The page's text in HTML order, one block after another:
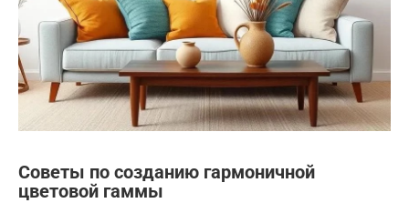
Советы по созданию гармоничной
цветовой гаммы